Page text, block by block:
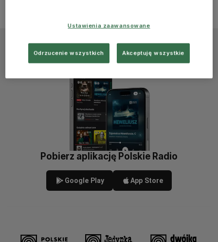
Pobierz aplikację Polskie Radio
Google Play App Store
Ustawienia zaawansowane
Odrzucenie wszystkich Akceptuję wszystkie